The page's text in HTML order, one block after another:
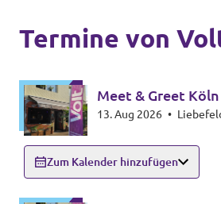
Volt Deutschland
Unsere Events
Presse
Mach bei uns mit!
Termine von
Meet & Greet Köln
13. Aug 2026 •
Zum Kalender hinzufügen